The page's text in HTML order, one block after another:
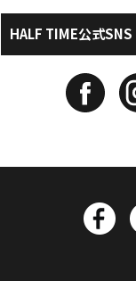
HALF TIME公式SNS